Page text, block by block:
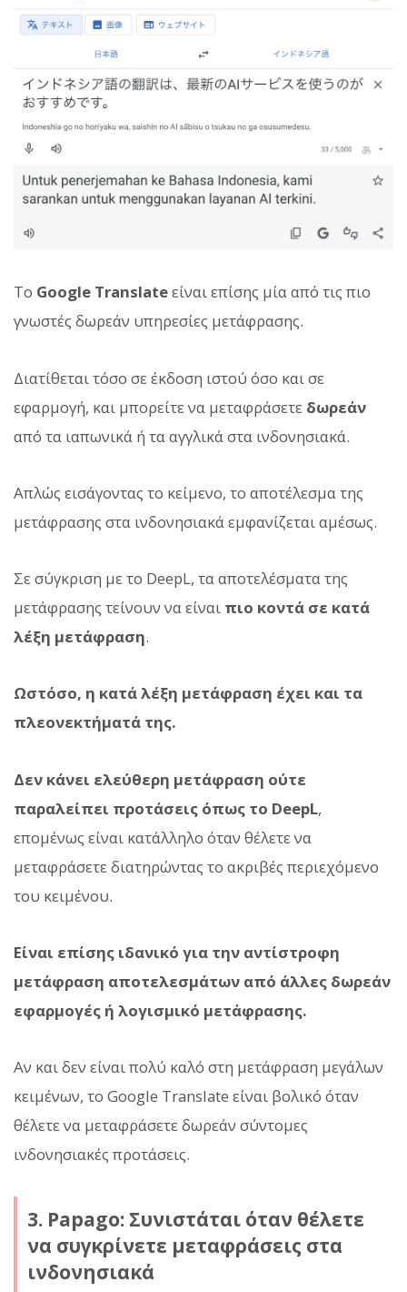
Το Google Translateείναι επίσης μία από τις πιο
γνωστές δωρεάν υπηρεσίες μετάφρασης.
Διατίθεται τόσο σε έκδοση ιστού όσο και σε
εφαρμογή, και μπορείτε να μεταφράσετε δωρεάν
από τα ιαπωνικά ή τα αγγλικά στα ινδονησιακά.
Απλώς εισάγοντας το κείμενο, το αποτέλεσμα της
μετάφρασης στα ινδονησιακά εμφανίζεται αμέσως.
Σε σύγκριση με το DeepL, τα αποτελέσματα της
μετάφρασης τείνουν να είναι πιο κοντά σε κατά
λέξη μετάφραση.
Ωστόσο, η κατά λέξη μετάφραση έχει και τα
πλεονεκτήματά της.
Δεν κάνει ελεύθερη μετάφραση ούτε
παραλείπει προτάσεις όπως το DeepL,
επομένως είναι κατάλληλο όταν θέλετε να
μεταφράσετε διατηρώντας το ακριβές περιεχόμενο
του κειμένου.
Είναι επίσης ιδανικό για την αντίστροφη
μετάφραση αποτελεσμάτων από άλλες δωρεάν
εφαρμογές ή λογισμικό μετάφρασης.
Αν και δεν είναι πολύ καλό στη μετάφραση μεγάλων
κειμένων, το Google Translate είναι βολικό όταν
θέλετε να μεταφράσετε δωρεάν σύντομες
ινδονησιακές προτάσεις.
3. Papago: Συνιστάται όταν θέλετε
να συγκρίνετε μεταφράσεις στα
ινδονησιακά